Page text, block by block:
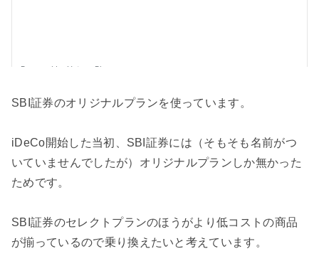
SBI証券のオリジナルプランを使っています。
iDeCo開始した当初、SBI証券には（そもそも名前がつ
いていませんでしたが）オリジナルプランしか無かった
ためです。
SBI証券のセレクトプランのほうがより低コストの商品
が揃っているので乗り換えたいと考えています。